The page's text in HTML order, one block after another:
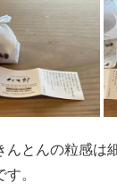
んとんの粒感は
。